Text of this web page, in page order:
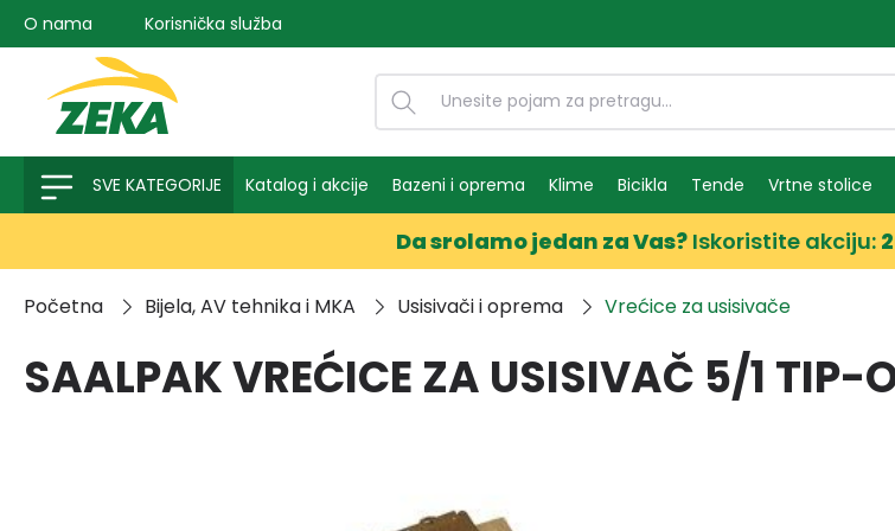
pretragu Preskoči na glavnu navigaciju
O nama Korisnička služba
SVE KATEGORIJE Katalog i akcije Bazeni i oprema Klime Bicikla Tende Vrtne stolice
Da srolamo jedan za Vas? Iskoristite akciju:
Početna Bijela, AV tehnika i MKA Usisivači i oprema Vrećice za usisivače
SAALPAK VREĆICE ZA USISIVAČ 5/1 TIP-